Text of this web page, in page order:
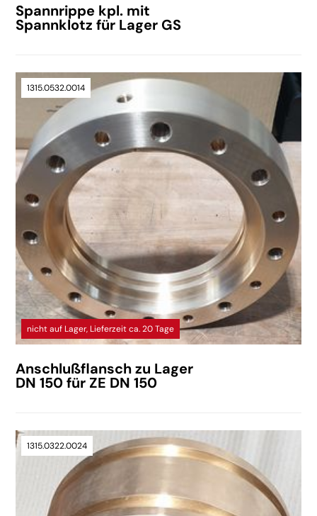
Spannrippe kpl. mit
Spannklotz für Lager GS
1315.0532.0014
nicht auf Lager, Lieferzeit ca. 20 Tage
Anschlußflansch zu Lager
DN 150 für ZE DN 150
1315.0322.0024